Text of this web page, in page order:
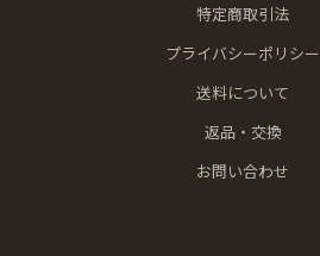
特定商取引法
プライバシーポリシー
送料について
返品・交換
お問い合わせ